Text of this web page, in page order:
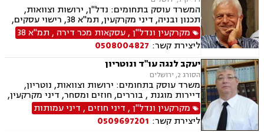
המשרד עוסק בתחומים: נדל"ן, ירושות וצוואות,
תכנון ובניה, דיני מקרקעין, תמ"א 38, רישוי עסקים,
קבוצות רכישה, פינוי בינוי, עסקאות מכר דירה, מנהל
מקרקעי ישראל, מיסוי נדל"ן, מגרשים לבניה, ליקויי
בנייה, ליווי עסקי, חלוקת רכוש, חוזים ומסחר, הסכמי
ממון, היטל השבחה, דיירות מוגנת וארנונה.
מקרקעין ונדל"ן,עסקאות מכר דירה , תמ"א 38
ליצירת קשר: 0508004827
יעקב לנגה עו"ד ונוטריון
הסורג 2, ירושלים
משרד עוסק בתחומים: ירושות וצוואות, נוטריון,
דיירות מוגנת , בוררים, חוזים ומסחר, דיני מקרקעין,
דיני משפחה, דיני עבודה ודיני תאגידים.
מקרקעין ונדל"ן, דיני חוזים , דיני עמותות
ליצירת קשר: 0509697201